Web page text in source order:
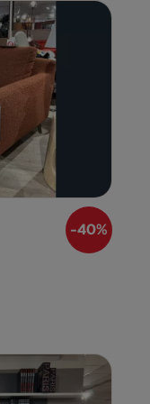
-40%